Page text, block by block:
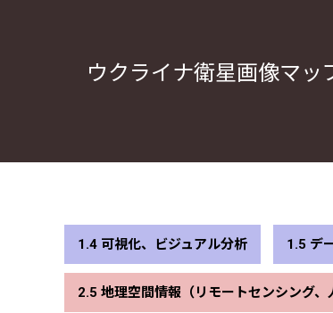
ウクライナ衛星画像マッ
1.4 可視化、ビジュアル分析 1.5 デ
2.5 地理空間情報（リモートセンシング、